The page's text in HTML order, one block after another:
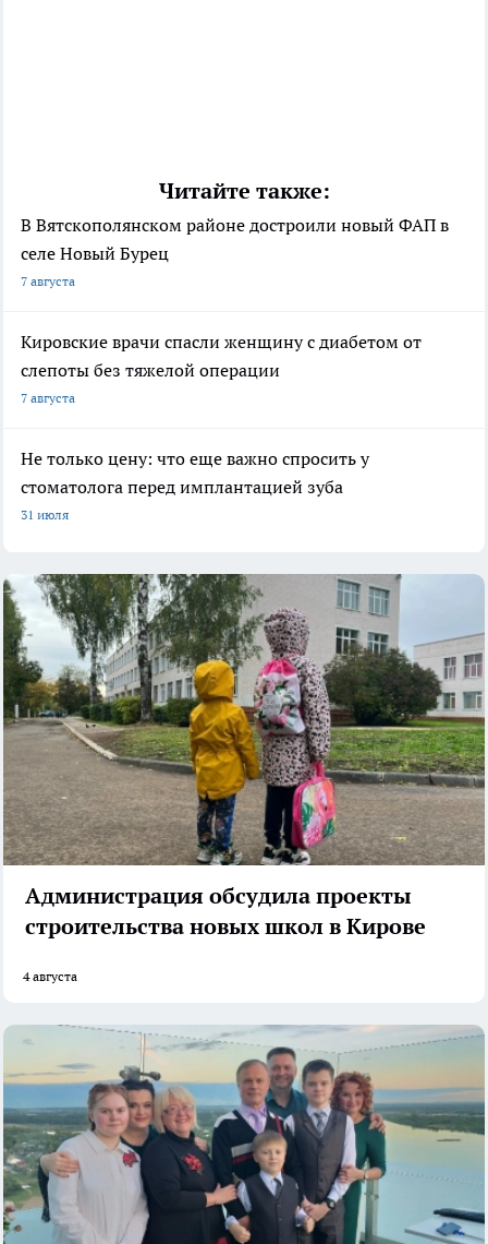
Читайте также:
В Вятскополянском районе достроили новый ФАП в
селе Новый Бурец
7 августа
Кировские врачи спасли женщину с диабетом от
слепоты без тяжелой операции
7 августа
Не только цену: что еще важно спросить у
стоматолога перед имплантацией зуба
31 июля
Администрация обсудила проекты
строительства новых школ в Кирове
4 августа